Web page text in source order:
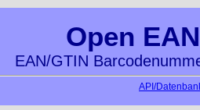
Open
EAN/GTIN
API/